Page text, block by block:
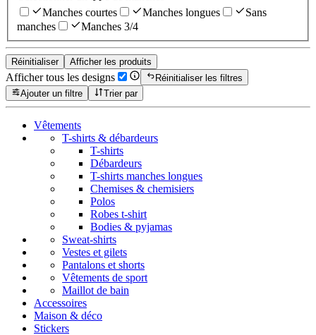
Manches courtes
Manches longues
Sans
manches
Manches 3/4
Réinitialiser Afficher les produits
Afficher tous les designs
Réinitialiser les filtres
Ajouter un filtre
Trier par
Vêtements
T-shirts & débardeurs
T-shirts
Débardeurs
T-shirts manches longues
Chemises & chemisiers
Polos
Robes t-shirt
Bodies & pyjamas
Sweat-shirts
Vestes et gilets
Pantalons et shorts
Vêtements de sport
Maillot de bain
Accessoires
Maison & déco
Stickers